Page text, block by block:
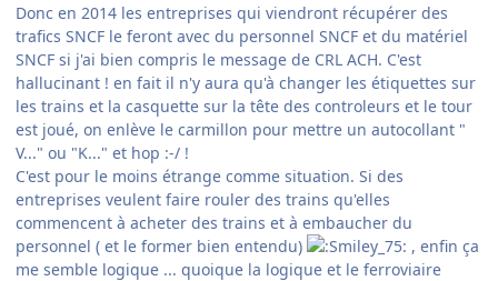
Donc en 2014 les entreprises qui viendront récupérer des
trafics SNCF le feront avec du personnel SNCF et du matériel
SNCF si j'ai bien compris le message de CRL ACH. C'est
hallucinant ! en fait il n'y aura qu'à changer les étiquettes sur
les trains et la casquette sur la tête des controleurs et le tour
est joué, on enlève le carmillon pour mettre un autocollant "
V..." ou "K..." et hop :-/ !
C'est pour le moins étrange comme situation. Si des
entreprises veulent faire rouler des trains qu'elles
commencent à acheter des trains et à embaucher du
personnel ( et le former bien entendu)
, enfin ça
me semble logique ... quoique la logique et le ferroviaire